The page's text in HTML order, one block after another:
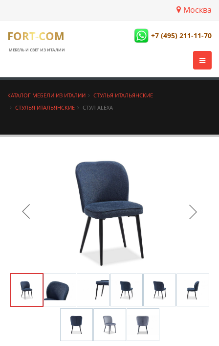
Москва
FORT-COM
МЕБЕЛЬ И СВЕТ ИЗ ИТАЛИИ
+7 (495) 211-11-70
КАТАЛОГ МЕБЕЛИ ИЗ ИТАЛИИ
СТУЛЬЯ ИТАЛЬЯНСКИЕ
СТУЛЬЯ ИТАЛЬЯНСКИЕ
СТУЛ ALEXA